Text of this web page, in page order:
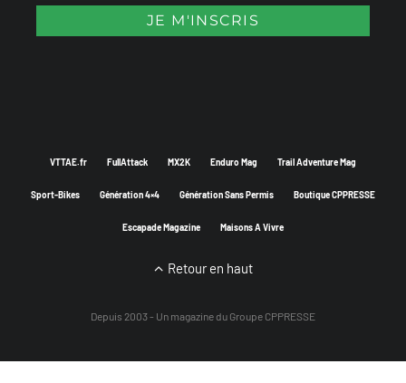
VTTAE.fr FullAttack MX2K Enduro Mag Trail Adventure Mag
Sport-Bikes Génération 4×4 Génération Sans Permis Boutique CPPRESSE
Escapade Magazine Maisons A Vivre
Retour en haut
Depuis 2003 - Un magazine du Groupe CPPRESSE